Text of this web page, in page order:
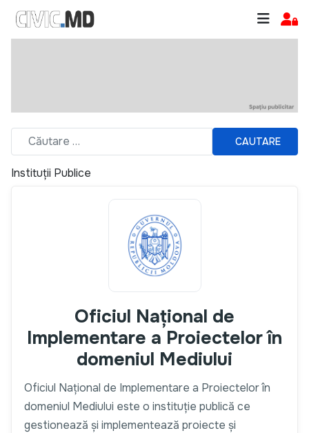
CAUTARE
Instituții Publice
Oficiul Național de
Implementare a Proiectelor în
domeniul Mediului
Oficiul Național de Implementare a Proiectelor în
domeniul Mediului este o instituție publică ce
gestionează și implementează proiecte și